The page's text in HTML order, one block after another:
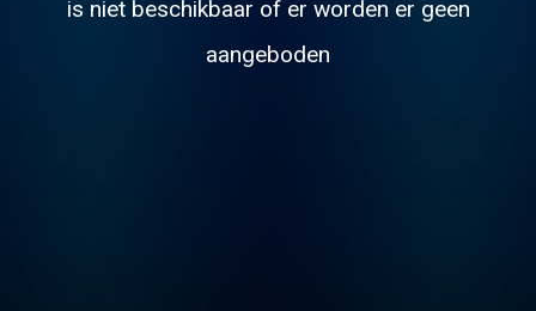
is niet beschikbaar of er worden er geen
aangeboden